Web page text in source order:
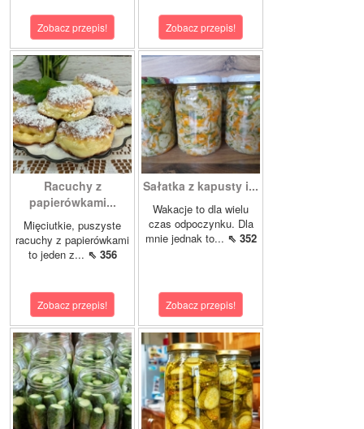
Zobacz przepis! Zobacz przepis!
Racuchy z
papierówkami...
Mięciutkie, puszyste
racuchy z papierówkami
to jeden z... ⇖ 356
Zobacz przepis!
Sałatka z kapusty i...
Wakacje to dla wielu
czas odpoczynku. Dla
mnie jednak to... ⇖ 352
Zobacz przepis!